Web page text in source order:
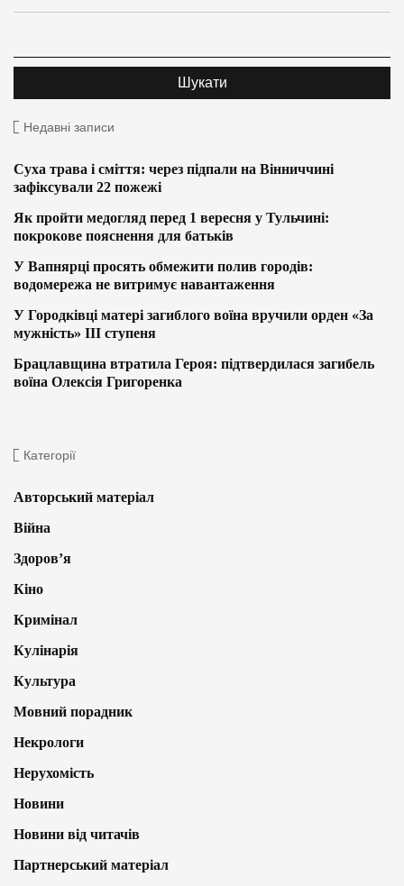
Недавні записи
Суха трава і сміття: через підпали на Вінниччині
зафіксували 22 пожежі
Як пройти медогляд перед 1 вересня у Тульчині:
покрокове пояснення для батьків
У Вапнярці просять обмежити полив городів:
водомережа не витримує навантаження
У Городківці матері загиблого воїна вручили орден «За
мужність» ІІІ ступеня
Брацлавщина втратила Героя: підтвердилася загибель
воїна Олексія Григоренка
Категорії
Авторський матеріал
Війна
Здоров’я
Кіно
Кримінал
Кулінарія
Культура
Мовний порадник
Некрологи
Нерухомість
Новини
Новини від читачів
Партнерський матеріал